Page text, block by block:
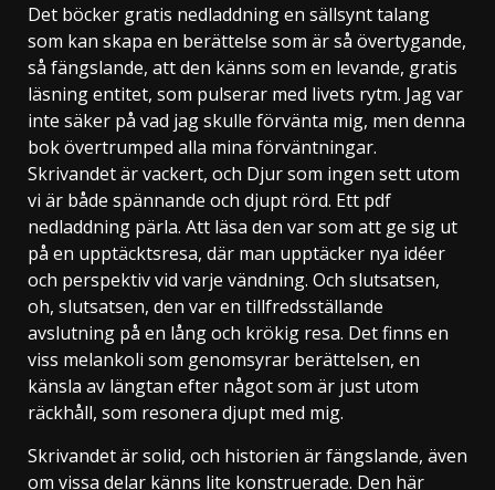
Det böcker gratis nedladdning en sällsynt talang
som kan skapa en berättelse som är så övertygande,
så fängslande, att den känns som en levande, gratis
läsning entitet, som pulserar med livets rytm. Jag var
inte säker på vad jag skulle förvänta mig, men denna
bok övertrumped alla mina förväntningar.
Skrivandet är vackert, och Djur som ingen sett utom
vi är både spännande och djupt rörd. Ett pdf
nedladdning pärla. Att läsa den var som att ge sig ut
på en upptäcktsresa, där man upptäcker nya idéer
och perspektiv vid varje vändning. Och slutsatsen,
oh, slutsatsen, den var en tillfredsställande
avslutning på en lång och krökig resa. Det finns en
viss melankoli som genomsyrar berättelsen, en
känsla av längtan efter något som är just utom
räckhåll, som resonera djupt med mig.
Skrivandet är solid, och historien är fängslande, även
om vissa delar känns lite konstruerade. Den här